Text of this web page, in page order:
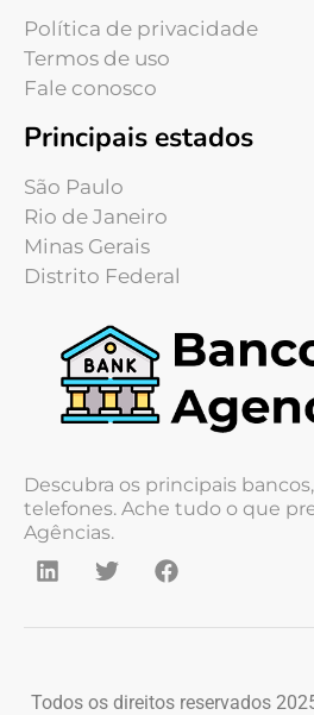
Política de privacidade
Termos de uso
Fale conosco
Principais estados
São Paulo
Rio de Janeiro
Minas Gerais
Distrito Federal
Descubra os principais
telefones. Ache tudo o que
Agências.
Todos os direitos reservados